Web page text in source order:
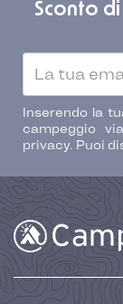
Sconto
Inserendo la
campeggio
privacy. Puoi